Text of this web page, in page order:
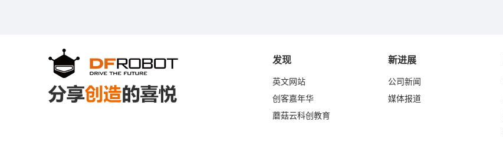
发现
英文网站
创客嘉年华
蘑菇云科创教育
新进展
公司新闻
媒体报道